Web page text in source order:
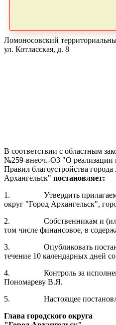
Ломоносовский
ул. Котласская, д. 8
В соответствии с областным
№259-внеоч.-ОЗ "О реализации
Правил благоустройства
Архангельск" постановляет:
1.
Утвердить
округ "Город Архангельск",
2.
Собственникам и
том числе финансовое, в
3.
Опубликовать
течение 10 календарных дней
4.
Контроль за
Пономареву В.Я.
5.
Настоящее
Глава городского округа